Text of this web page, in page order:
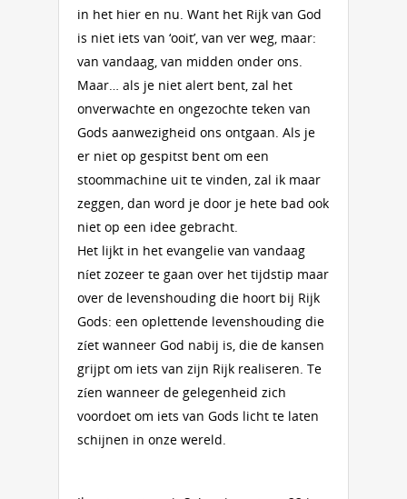
in het hier en nu. Want het Rijk van God
is niet iets van ‘ooit’, van ver weg, maar:
van vandaag, van midden onder ons.
Maar… als je niet alert bent, zal het
onverwachte en ongezochte teken van
Gods aanwezigheid ons ontgaan. Als je
er niet op gespitst bent om een
stoommachine uit te vinden, zal ik maar
zeggen, dan word je door je hete bad ook
niet op een idee gebracht.
Het lijkt in het evangelie van vandaag
níet zozeer te gaan over het tijdstip maar
over de levenshouding die hoort bij Rijk
Gods: een oplettende levenshouding die
zíet wanneer God nabij is, die de kansen
grijpt om iets van zijn Rijk realiseren. Te
zíen wanneer de gelegenheid zich
voordoet om iets van Gods licht te laten
schijnen in onze wereld.